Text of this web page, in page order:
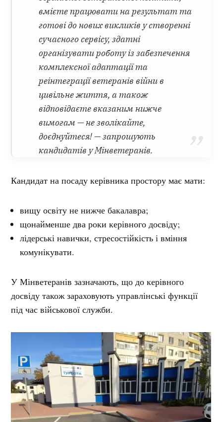
вмієте працювати на результат та
готові до нових викликів у створенні
сучасного сервісу, здатні
організувати роботу із забезпечення
комплексної адаптації та
реінтеграції ветеранів війни в
цивільне життя, а також
відповідаєте вказаним нижче
вимогам — не зволікайте,
доєднуйтеся! — запрошують
кандидатів у Мінветеранів.
Кандидат на посаду керівника простору має мати:
вищу освіту не нижче бакалавра;
щонайменше два роки керівного досвіду;
лідерські навички, стресостійкість і вміння
комунікувати.
У Мінветеранів зазначають, що до керівного
досвіду також зараховують управлінські функції
під час військової служби.